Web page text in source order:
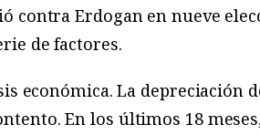
contra Erdogan en nueve
de factores.
económica. La depreciación
En los últimos 18